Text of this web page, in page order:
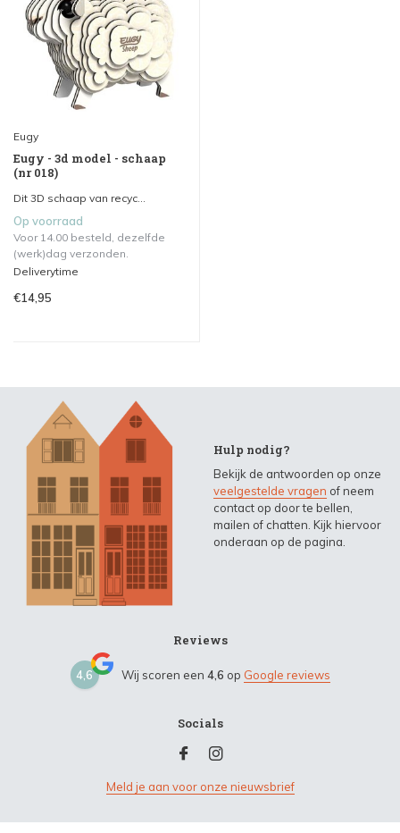
Eugy
Eugy - 3d model - schaap
(nr 018)
Dit 3D schaap van recyc...
Op voorraad
Voor 14.00 besteld, dezelfde
(werk)dag verzonden.
Deliverytime
€14,95
Hulp nodig?
Bekijk de antwoorden op onze
veelgestelde vragen of neem
contact op door te bellen,
mailen of chatten. Kijk hiervoor
onderaan op de pagina.
Reviews
4,6 Wij scoren een 4,6 op Google reviews
Socials
Meld je aan voor onze nieuwsbrief